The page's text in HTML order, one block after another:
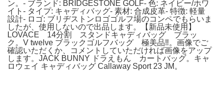
ン。- ブランド: BRIDGESTONE GOLF- 色: ネイビー/ホワ
イト- タイプ: キャディバッグ- 素材: 合成皮革- 特徴: 軽量
設計- ロゴ: ブリヂストンロゴゴルフ場のコンペでもらいま
したが、使用しないので出品します。【新品未使用】
LOVACE 14分割 スタンドキャディバッグ ブラッ
ク。V twelve ブラックゴルフバッグ 極美品‼️。画像でご
確認いただくか、コメントしていただければ画像をアップ
します。JACK BUNNY ドラえもん カートバッグ。キャ
ロウェイ キャディバッグ Callaway Sport 23 JM。